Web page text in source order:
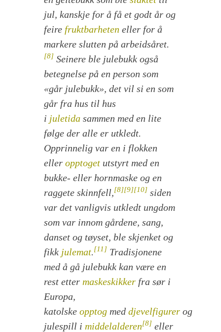
jul, kanskje for å få et godt år og
feire fruktbarheten eller for å
markere slutten på arbeidsåret.
[8] Seinere ble julebukk også
betegnelse på en person som
«går julebukk», det vil si en som
går fra hus til hus
i juletida sammen med en lite
følge der alle er utkledt.
Opprinnelig var en i flokken
elleropptoget utstyrt med en
bukke- eller hornmaske og en
raggete skinnfell,[8][9][10] siden
var det vanligvis utkledt ungdom
som var innom gårdene, sang,
danset og tøyset, ble skjenket og
fikk julemat.[11] Tradisjonene
med å gå julebukk kan være en
rest etter maskeskikker fra sør i
Europa,
katolskeopptog meddjevelfigurer og
julespill i middelalderen[8] eller